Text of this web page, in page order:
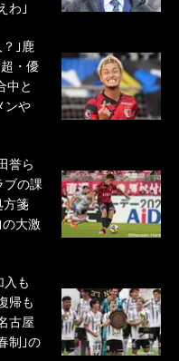
わ｣
？｣鹿
・優
中と
ンや
誉ら
ブの課
方箋
の大激
入も
帰も
古屋
制｣の